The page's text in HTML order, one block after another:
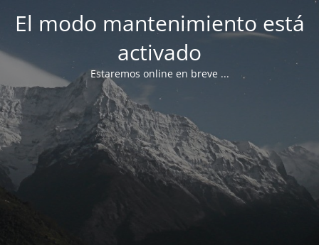
El modo mantenimiento está
activado
Estaremos online en breve ...